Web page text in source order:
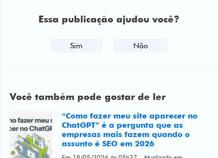
Essa publicação ajudou você?
Sim Não
Você também pode gostar de ler
“Como fazer meu site aparecer no
ChatGPT” é a pergunta que as
empresas mais fazem quando o
assunto é SEO em 2026